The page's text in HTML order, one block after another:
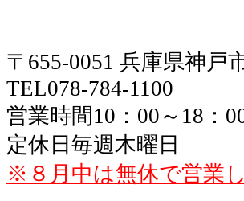
〒655-0051 兵庫県神戸
TEL078-784-1100
営業時間10：00～18：
定休日毎週木曜日
※８月中は無休で営業